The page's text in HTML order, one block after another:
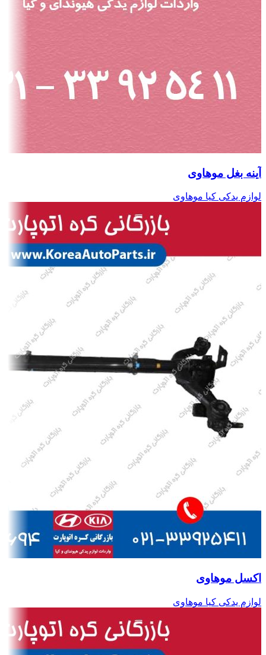
آینه بغل موهاوی
لوازم یدکی کیا موهاوی
اکسل موهاوی
لوازم یدکی کیا موهاوی